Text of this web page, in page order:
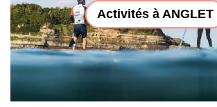
Activités à ANGLET